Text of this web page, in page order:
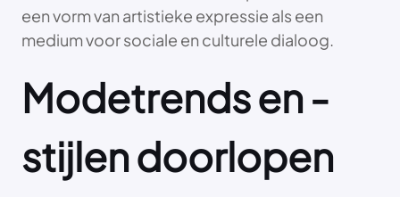
een vorm van artistieke expressie als een
medium voor sociale en culturele dialoog.
Modetrends en -
stijlen doorlopen